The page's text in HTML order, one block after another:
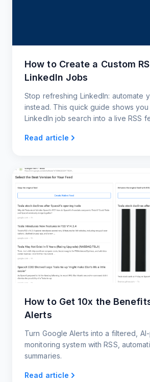
How to Create a Custom
LinkedIn Jobs
Stop refreshing LinkedIn: automate
instead. This quick guide shows
LinkedIn job search into a live RSS
Read article
How to Get 10x the
Alerts
Turn Google Alerts into a filtered,
monitoring system with RSS,
summaries.
Read article